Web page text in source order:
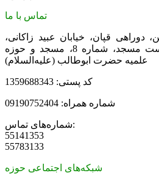
تماس با ما
دوراهی قپان، خیابان عبید زاکانی،
روبروی کانون میثم، بن بست مسجد، شماره 8، مسجد و حوزه
علمیه حضرت ابوطالب (علیه‌السلام)
کد پستی: 1359688343
شماره همراه: 09190752404
شماره‌های تماس:
55141353
55783133
شبکه‌های اجتماعی حوزه